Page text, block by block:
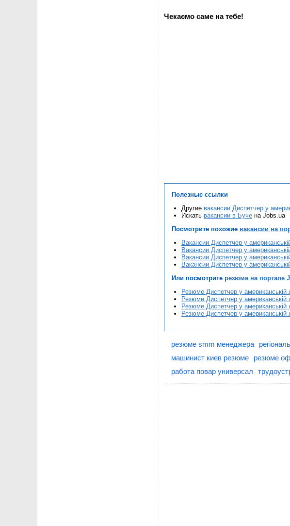
Чекаємо саме на тебе!
Полезные ссылки
Другие вакансии Диспетчер у
Искать вакансии в Буче на Jobs.ua
Посмотрите похожие вакансии на
Вакансии Диспетчер у американській
Вакансии Диспетчер у
Вакансии Диспетчер у
Вакансии Диспетчер у
Или посмотрите резюме на портале
Резюме Диспетчер у американській
Резюме Диспетчер у американській
Резюме Диспетчер у американській
Резюме Диспетчер у американській
резюме smm менеджера
машинист киев резюме
резюме
работа повар универсал